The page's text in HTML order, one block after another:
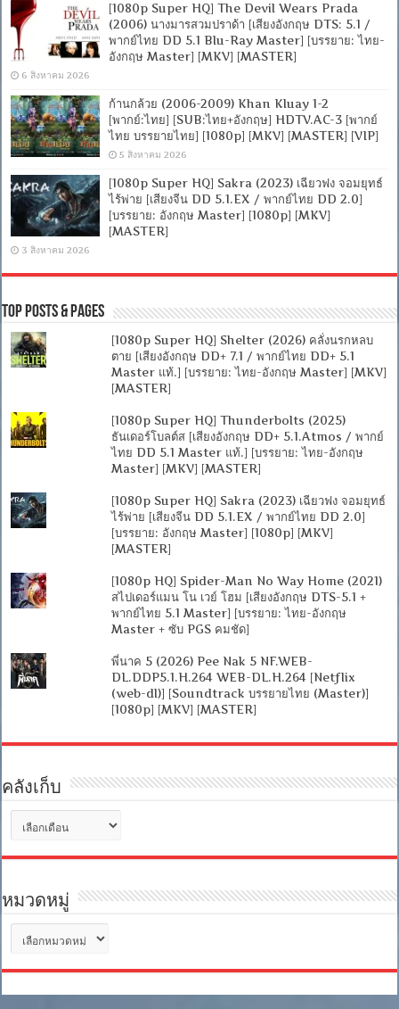
[1080p Super HQ] The Devil Wears Prada
(2006) นางมารสวมปราด้า [เสียงอังกฤษ DTS: 5.1 /
พากย์ไทย DD 5.1 Blu-Ray Master] [บรรยาย: ไทย-
อังกฤษ Master] [MKV] [MASTER]
6 สิงหาคม 2026
ก้านกล้วย (2006-2009) Khan Kluay 1-2
[พากย์:ไทย] [SUB:ไทย+อังกฤษ] HDTV.AC-3 [พากย์
ไทย บรรยายไทย] [1080p] [MKV] [MASTER] [VIP]
5 สิงหาคม 2026
[1080p Super HQ] Sakra (2023) เฉียวฟง จอมยุทธ์
ไร้พ่าย [เสียงจีน DD 5.1.EX / พากย์ไทย DD 2.0]
[บรรยาย: อังกฤษ Master] [1080p] [MKV]
[MASTER]
3 สิงหาคม 2026
Top Posts & Pages
[1080p Super HQ] Shelter (2026) คลั่งนรกหลบ
ตาย [เสียงอังกฤษ DD+ 7.1 / พากย์ไทย DD+ 5.1
Master แท้.] [บรรยาย: ไทย-อังกฤษ Master] [MKV]
[MASTER]
[1080p Super HQ] Thunderbolts (2025)
ธันเดอร์โบลต์ส [เสียงอังกฤษ DD+ 5.1.Atmos / พากย์
ไทย DD 5.1 Master แท้.] [บรรยาย: ไทย-อังกฤษ
Master] [MKV] [MASTER]
[1080p Super HQ] Sakra (2023) เฉียวฟง จอมยุทธ์
ไร้พ่าย [เสียงจีน DD 5.1.EX / พากย์ไทย DD 2.0]
[บรรยาย: อังกฤษ Master] [1080p] [MKV]
[MASTER]
[1080p HQ] Spider-Man No Way Home (2021)
สไปเดอร์แมน โน เวย์ โฮม [เสียงอังกฤษ DTS-5.1 +
พากย์ไทย 5.1 Master] [บรรยาย: ไทย-อังกฤษ
Master + ซับ PGS คมชัด]
พี่นาค 5 (2026) Pee Nak 5 NF.WEB-
DL.DDP5.1.H.264 WEB-DL.H.264 [Netflix
(web-dl)] [Soundtrack บรรยายไทย (Master)]
[1080p] [MKV] [MASTER]
คลังเก็บ
คลัง
เก็บ
หมวดหมู่
หมวด
หมู่